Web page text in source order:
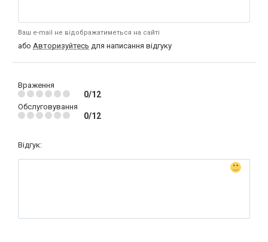
Ваш e-mail не відображатиметься на сайті
або Авторизуйтесь для написання відгуку
Враження
0/12
Обслуговування
0/12
Відгук: